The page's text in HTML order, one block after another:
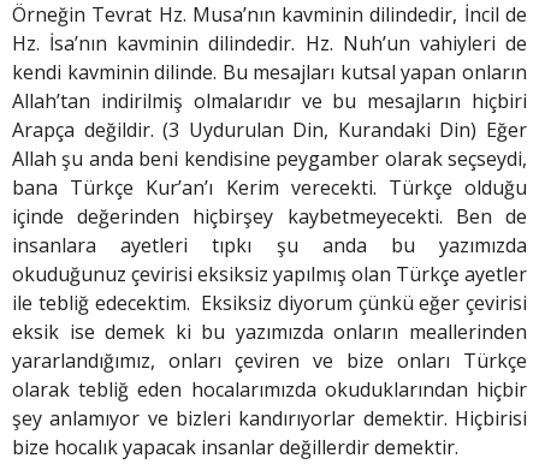
Örneğin Tevrat Hz. Musa’nın kavminin dilindedir, İncil de
Hz. İsa’nın kavminin dilindedir. Hz. Nuh’un vahiyleri de
kendi kavminin dilinde. Bu mesajları kutsal yapan onların
Allah’tan indirilmiş olmalarıdır ve bu mesajların hiçbiri
Arapça değildir. (3 Uydurulan Din, Kurandaki Din) Eğer
Allah şu anda beni kendisine peygamber olarak seçseydi,
bana Türkçe Kur’an’ı Kerim verecekti. Türkçe olduğu
içinde değerinden hiçbirşey kaybetmeyecekti. Ben de
insanlara ayetleri tıpkı şu anda bu yazımızda
okuduğunuz çevirisi eksiksiz yapılmış olan Türkçe ayetler
ile tebliğ edecektim. Eksiksiz diyorum çünkü eğer çevirisi
eksik ise demek ki bu yazımızda onların meallerinden
yararlandığımız, onları çeviren ve bize onları Türkçe
olarak tebliğ eden hocalarımızda okuduklarından hiçbir
şey anlamıyor ve bizleri kandırıyorlar demektir. Hiçbirisi
bize hocalık yapacak insanlar değillerdir demektir.